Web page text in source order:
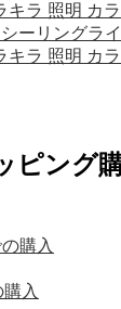
ラ 照明 カ
ーリングラ
ラ 照明 カ
ピング
購入
入